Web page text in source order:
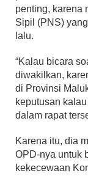
penting, karena
Sipil (PNS)
lalu.
“Kalau bicara
diwakilkan,
di Provinsi
keputusan
dalam rapat
Karena itu, dia
OPD-nya untuk
kekecewaan